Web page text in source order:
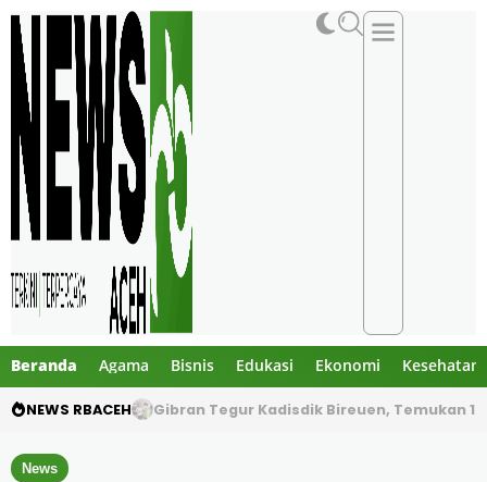
Beranda Agama Bisnis Edukasi Ekonomi Kesehatan
NEWS RBACEH PHE NSO Klarifikasi Dugaan Bau Amoniak
News